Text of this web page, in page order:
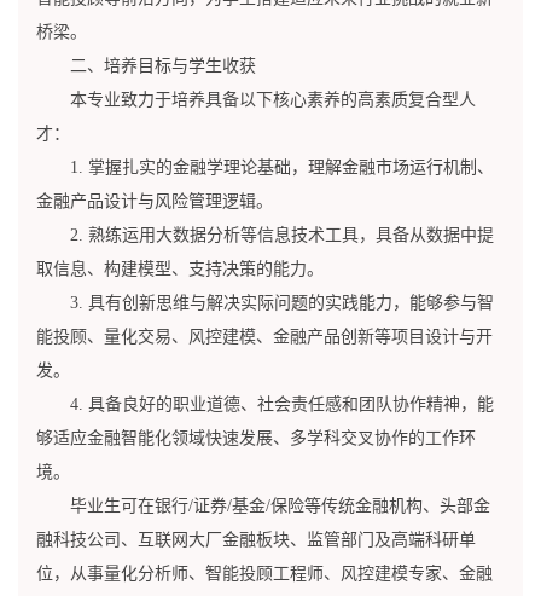
桥梁。
二、培养目标与学生收获
本专业致力于培养具备以下核心素养的高素质复合型人
才：
1. 掌握扎实的金融学理论基础，理解金融市场运行机制、
金融产品设计与风险管理逻辑。
2. 熟练运用大数据分析等信息技术工具，具备从数据中提
取信息、构建模型、支持决策的能力。
3. 具有创新思维与解决实际问题的实践能力，能够参与智
能投顾、量化交易、风控建模、金融产品创新等项目设计与开
发。
4. 具备良好的职业道德、社会责任感和团队协作精神，能
够适应金融智能化领域快速发展、多学科交叉协作的工作环
境。
毕业生可在银行/证券/基金/保险等传统金融机构、头部金
融科技公司、互联网大厂金融板块、监管部门及高端科研单
位，从事量化分析师、智能投顾工程师、风控建模专家、金融